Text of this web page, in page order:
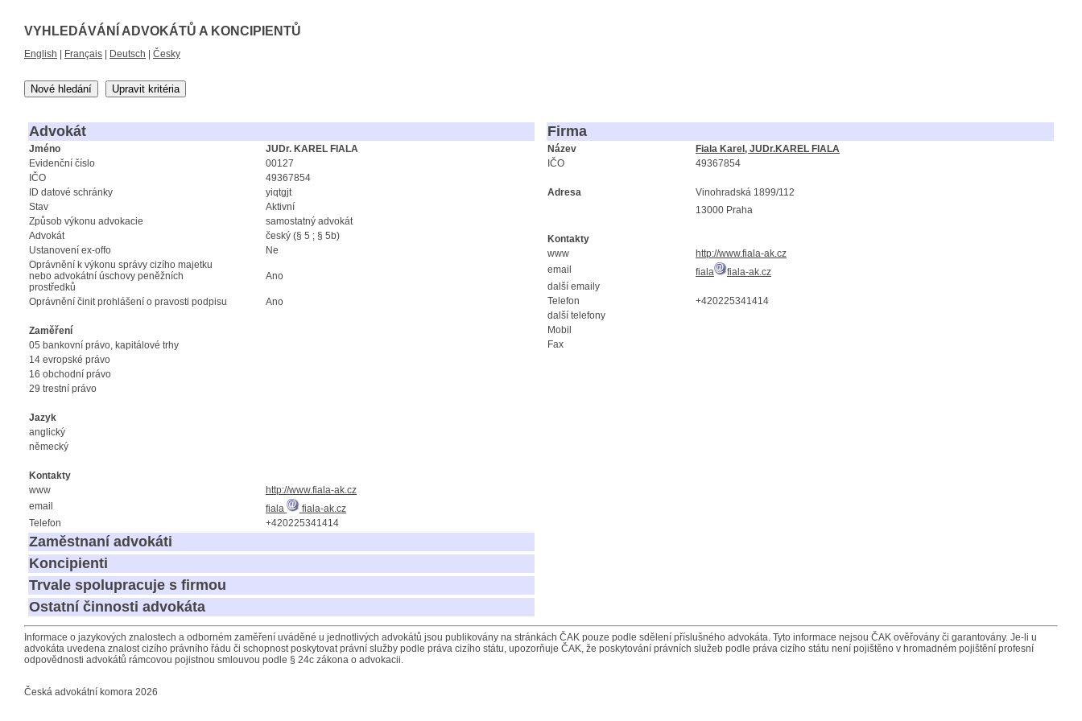
VYHLEDÁVÁNÍ ADVOKÁTŮ A KONCIPIENTŮ
English Français Deutsch Česky
Nové hledání Upravit kritéria
Advokát
Jméno
JUDr. KAREL FIALA
Evidenční číslo
00127
IČO
49367854
ID datové schránky
yiqtgjt
Stav
Aktivní
Způsob výkonu advokacie
samostatný advokát
Advokát
český (§ 5 ; § 5b)
Ustanovení ex-offo
Ne
Oprávnění k výkonu správy cizího majetku
nebo advokátní úschovy peněžních
prostředků
Ano
Oprávnění činit prohlášení o pravosti podpisu Ano
Zaměření
05 bankovní právo, kapitálové trhy
14 evropské právo
16 obchodní právo
29 trestní právo
Jazyk
anglický
německý
Kontakty
www
http://www.fiala-ak.cz
email
fiala
fiala-ak.cz
Telefon
+420225341414
Zaměstnaní advokáti
Koncipienti
Trvale spolupracuje s firmou
Ostatní činnosti advokáta
Firma
Název
Fiala Karel, JUDr.KAREL FIALA
IČO
49367854
Adresa
Vinohradská 1899/112
13000 Praha
Kontakty
www
http://www.fiala-ak.cz
email
fiala
fiala-ak.cz
další emaily
Telefon
+420225341414
další telefony
Mobil
Fax
Informace o jazykových znalostech a odborném zaměření uváděné u jednotlivých advokátů jsou publikovány na stránkách ČAK pouze podle sdělení příslušného advokáta. Tyto informace nejsou ČAK ověřovány či garantovány. Je-li u
advokáta uvedena znalost cizího právního řádu či schopnost poskytovat právní služby podle práva cizího státu, upozorňuje ČAK, že poskytování právních služeb podle práva cizího státu není pojištěno v hromadném pojištění profesní
odpovědnosti advokátů rámcovou pojistnou smlouvou podle § 24c zákona o advokacii.
Česká advokátní komora 2026